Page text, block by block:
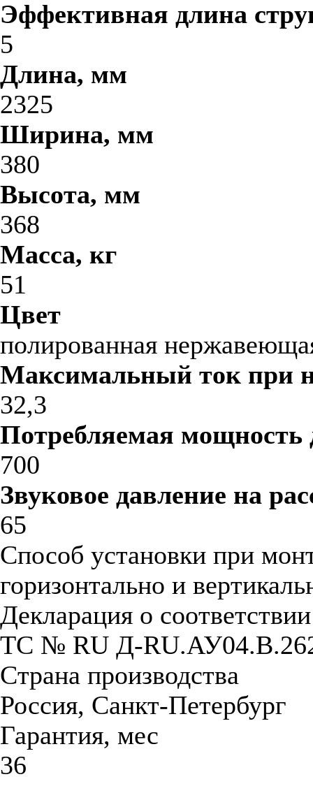
Эффективная длина
5
Длина, мм
2325
Ширина, мм
380
Высота, мм
368
Масса, кг
51
Цвет
полированная
Максимальный ток при
32,3
Потребляемая мощность
700
Звуковое давление на
65
Способ установки при
горизонтально и
Декларация о
ТС № RU Д-
Страна производства
Россия, Санкт-Петербург
Гарантия, мес
36